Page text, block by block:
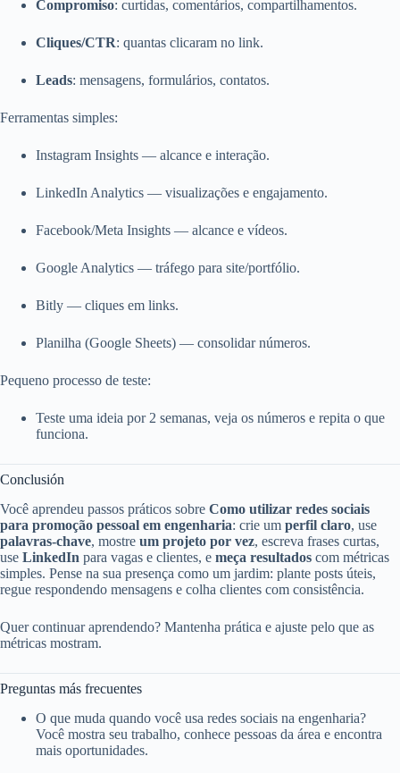
Compromiso: curtidas, comentários, compartilhamentos.
Cliques/CTR: quantas clicaram no link.
Leads: mensagens, formulários, contatos.
Ferramentas simples:
Instagram Insights — alcance e interação.
LinkedIn Analytics — visualizações e engajamento.
Facebook/Meta Insights — alcance e vídeos.
Google Analytics — tráfego para site/portfólio.
Bitly — cliques em links.
Planilha (Google Sheets) — consolidar números.
Pequeno processo de teste:
Teste uma ideia por 2 semanas, veja os números e repita o que
funciona.
Conclusión
Você aprendeu passos práticos sobre Como utilizar redes sociais
para promoção pessoal em engenharia: crie um perfil claro, use
palavras‑chave, mostre um projeto por vez, escreva frases curtas,
use LinkedIn para vagas e clientes, e meça resultados com métricas
simples. Pense na sua presença como um jardim: plante posts úteis,
regue respondendo mensagens e colha clientes com consistência.
Quer continuar aprendendo? Mantenha prática e ajuste pelo que as
métricas mostram.
Preguntas más frecuentes
O que muda quando você usa redes sociais na engenharia?
Você mostra seu trabalho, conhece pessoas da área e encontra
mais oportunidades.